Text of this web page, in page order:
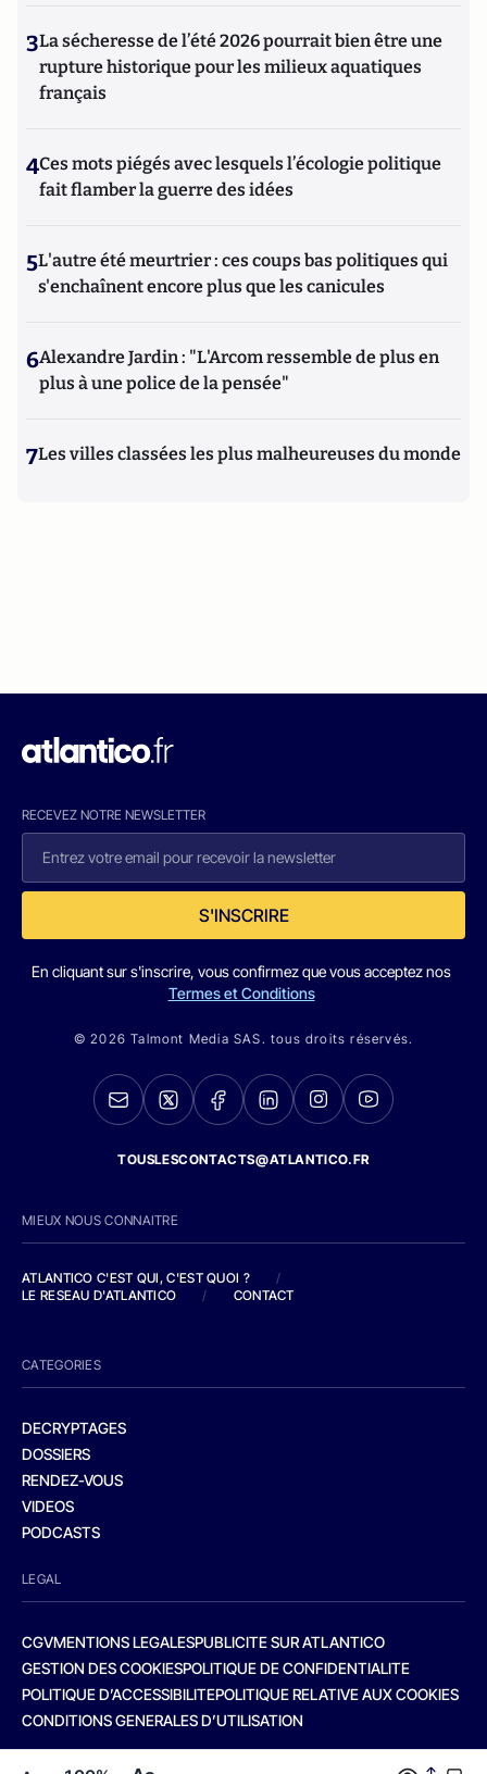
3La sécheresse de l’été 2026 pourrait bien être une
rupture historique pour les milieux aquatiques
français
4Ces mots piégés avec lesquels l’écologie politique
fait flamber la guerre des idées
5L'autre été meurtrier : ces coups bas politiques qui
s'enchaînent encore plus que les canicules
6Alexandre Jardin : "L'Arcom ressemble de plus en
plus à une police de la pensée"
7Les villes classées les plus malheureuses du monde
RECEVEZ NOTRE NEWSLETTER
S'INSCRIRE
En cliquant sur s'inscrire, vous confirmez que vous acceptez nos
Termes et Conditions
© 2026 Talmont Media SAS. tous droits réservés.
TOUSLESCONTACTS@ATLANTICO.FR
MIEUX NOUS CONNAITRE
ATLANTICO C'EST QUI, C'EST QUOI ?
/
LE RESEAU D'ATLANTICO
/ CONTACT
CATEGORIES
DECRYPTAGES
DOSSIERS
RENDEZ-VOUS
VIDEOS
PODCASTS
LEGAL
CGVMENTIONS LEGALESPUBLICITE SUR ATLANTICO
GESTION DES COOKIESPOLITIQUE DE CONFIDENTIALITE
POLITIQUE D’ACCESSIBILITEPOLITIQUE RELATIVE AUX COOKIES
CONDITIONS GENERALES D’UTILISATION